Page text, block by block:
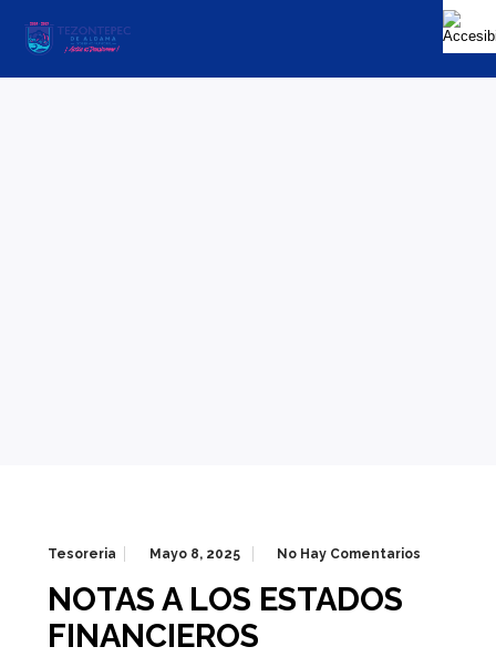
Tesoreria Mayo 8, 2025 No Hay Comentarios
NOTAS A LOS ESTADOS
FINANCIEROS